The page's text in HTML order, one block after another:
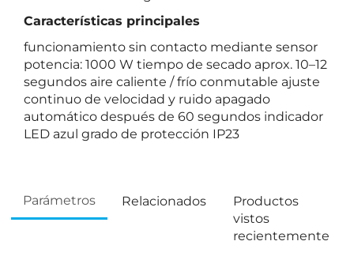
Características principales
funcionamiento sin contacto mediante sensor
potencia: 1000 W tiempo de secado aprox. 10–12
segundos aire caliente / frío conmutable ajuste
continuo de velocidad y ruido apagado
automático después de 60 segundos indicador
LED azul grado de protección IP23
Parámetros Relacionados
Productos
vistos
recientemente